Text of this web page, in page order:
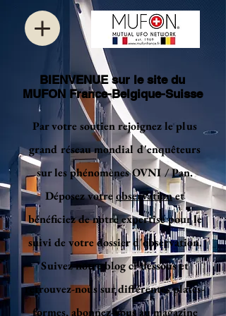
BIENVENUE sur le site du
MUFON France-Belgique-Suisse
Par votre soutien rejoignez le plus
grand réseau mondial d'enquêteurs
sur les phénomènes OVNI / Pan.
Déposez votreobservationet
bénéficiez de notre expertise pour le
suivi de votre dossier d'observation.
Suivez notre blog ci-dessous et
retrouvez-nous sur différentes plates-
formes, abonnez-vous au magazine